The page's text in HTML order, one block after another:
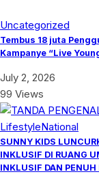
Uncategorized
Tembus 18 juta
Kampanye “Live
July 2, 2026
99 Views
LifestyleNational
SUNNY KIDS
INKLUSIF DI RUANG
INKLUSIF DAN PENUH